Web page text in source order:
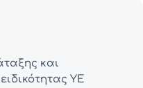
και
ΥΕ